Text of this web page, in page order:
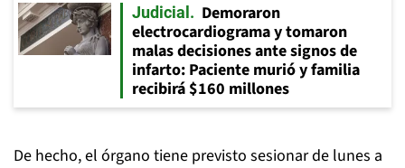
Judicial
Demoraron
electrocardiograma y tomaron
malas decisiones ante signos de
infarto: Paciente murió y familia
recibirá $160 millones
De hecho, el órgano tiene previsto sesionar de lunes a